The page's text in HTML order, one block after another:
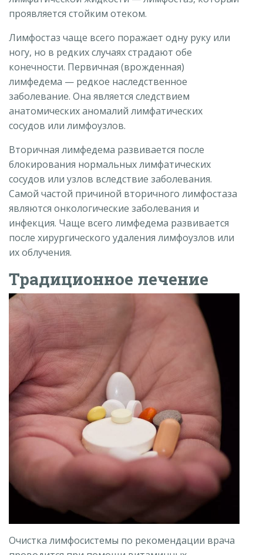
проявляется стойким отеком.
Лимфостаз чаще всего поражает одну руку или
ногу, но в редких случаях страдают обе
конечности. Первичная (врожденная)
лимфедема — редкое наследственное
заболевание. Она является следствием
анатомических аномалий лимфатических
сосудов или лимфоузлов.
Вторичная лимфедема развивается после
блокирования нормальных лимфатических
сосудов или узлов вследствие заболевания.
Самой частой причиной вторичного лимфостаза
являются онкологические заболевания и
инфекция. Чаще всего лимфедема развивается
после хирургического удаления лимфоузлов или
их облучения.
Традиционное лечение
Очистка лимфосистемы по рекомендации врача